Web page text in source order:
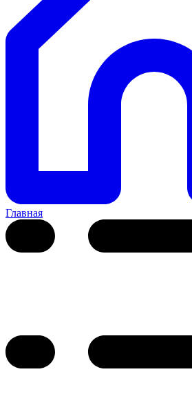
Главная